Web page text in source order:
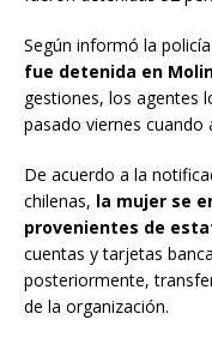
Según informó la
fue detenida en
gestiones, los agentes
pasado viernes cuando
De acuerdo a la
chilenas, la mujer se
provenientes de
cuentas y tarjetas
posteriormente,
de la organización.